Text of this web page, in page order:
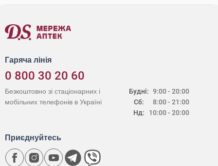
Гаряча лінія
0 800 30 20 60
Будні:
Сб:
Нд:
9:00 - 20:00
8:00 - 21:00
10:00 - 20:00
Безкоштовно зі стаціонарних і
мобільних телефонів в Україні
Приєднуйтесь